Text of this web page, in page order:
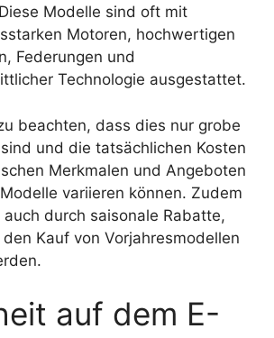
Modelle sind oft mit
Motoren, hochwertigen
Federungen und
Technologie ausgestattet.
beachten, dass dies nur grobe
und die tatsächlichen Kosten
Merkmalen und Angeboten
variieren können. Zudem
auch durch saisonale Rabatte,
Kauf von Vorjahresmodellen
auf dem E-